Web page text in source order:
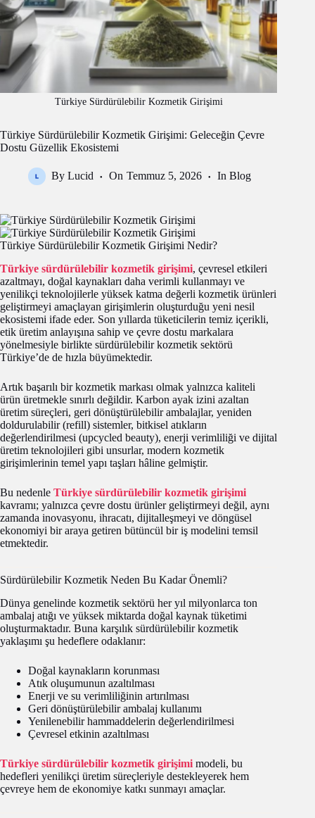
Türkiye Sürdürülebilir Kozmetik Girişimi
Türkiye Sürdürülebilir Kozmetik Girişimi: Geleceğin Çevre
Dostu Güzellik Ekosistemi
By Lucid On Temmuz 5, 2026 In Blog
Türkiye Sürdürülebilir Kozmetik Girişimi Nedir?
Türkiye sürdürülebilir kozmetik girişimi, çevresel etkileri
azaltmayı, doğal kaynakları daha verimli kullanmayı ve
yenilikçi teknolojilerle yüksek katma değerli kozmetik ürünleri
geliştirmeyi amaçlayan girişimlerin oluşturduğu yeni nesil
ekosistemi ifade eder. Son yıllarda tüketicilerin temiz içerikli,
etik üretim anlayışına sahip ve çevre dostu markalara
yönelmesiyle birlikte sürdürülebilir kozmetik sektörü
Türkiye’de de hızla büyümektedir.
Artık başarılı bir kozmetik markası olmak yalnızca kaliteli
ürün üretmekle sınırlı değildir. Karbon ayak izini azaltan
üretim süreçleri, geri dönüştürülebilir ambalajlar, yeniden
doldurulabilir (refill) sistemler, bitkisel atıkların
değerlendirilmesi (upcycled beauty), enerji verimliliği ve dijital
üretim teknolojileri gibi unsurlar, modern kozmetik
girişimlerinin temel yapı taşları hâline gelmiştir.
Bu nedenle Türkiye sürdürülebilir kozmetik girişimi
kavramı; yalnızca çevre dostu ürünler geliştirmeyi değil, aynı
zamanda inovasyonu, ihracatı, dijitalleşmeyi ve döngüsel
ekonomiyi bir araya getiren bütüncül bir iş modelini temsil
etmektedir.
Sürdürülebilir Kozmetik Neden Bu Kadar Önemli?
Dünya genelinde kozmetik sektörü her yıl milyonlarca ton
ambalaj atığı ve yüksek miktarda doğal kaynak tüketimi
oluşturmaktadır. Buna karşılık sürdürülebilir kozmetik
yaklaşımı şu hedeflere odaklanır:
Doğal kaynakların korunması
Atık oluşumunun azaltılması
Enerji ve su verimliliğinin artırılması
Geri dönüştürülebilir ambalaj kullanımı
Yenilenebilir hammaddelerin değerlendirilmesi
Çevresel etkinin azaltılması
Türkiye sürdürülebilir kozmetik girişimi modeli, bu
hedefleri yenilikçi üretim süreçleriyle destekleyerek hem
çevreye hem de ekonomiye katkı sunmayı amaçlar.